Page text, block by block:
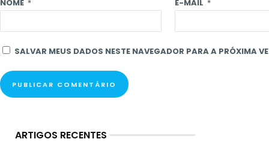
NOME * E-MAIL *
SALVAR MEUS DADOS NESTE NAVEGADOR PARA A PRÓXIMA
ARTIGOS RECENTES